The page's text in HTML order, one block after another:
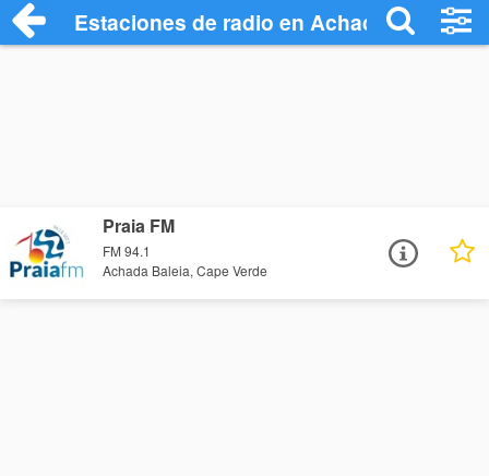
Estaciones de radio en Achada Baleia -
Praia FM
FM 94.1
Achada Baleia, Cape Verde